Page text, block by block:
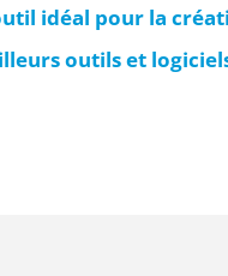
idéal pour la
outils et